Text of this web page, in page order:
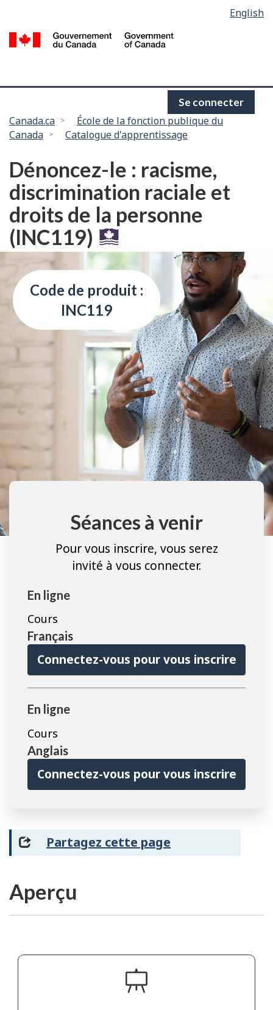
contenu
selection
English
Se connecter
Vous
êtes
Canada.ca
École de la fonction publique du
Canada
Catalogue d'apprentissage
Dénoncez-le : racisme,
discrimination raciale et
droits de la personne
(INC119)
Code de produit :
INC119
Séances à venir
Pour vous inscrire, vous serez
invité à vous connecter.
En ligne
Cours
Français
Connectez-vous pour vous inscrire
En ligne
Cours
Anglais
Connectez-vous pour vous inscrire
Partagez cette page
Aperçu